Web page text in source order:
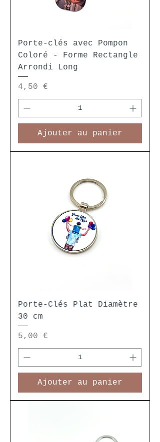
Porte-clés avec Pompon
Coloré - Forme Rectangle
Arrondi Long
Prix
4,50 €
Ajouter au panier
Porte-Clés Plat Diamètre
30 cm
Prix
5,00 €
Ajouter au panier